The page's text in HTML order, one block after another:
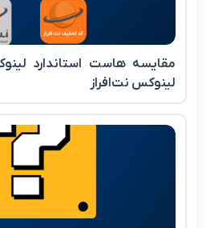
مقایسه هاست استاندارد
لینوکس نت‌افراز